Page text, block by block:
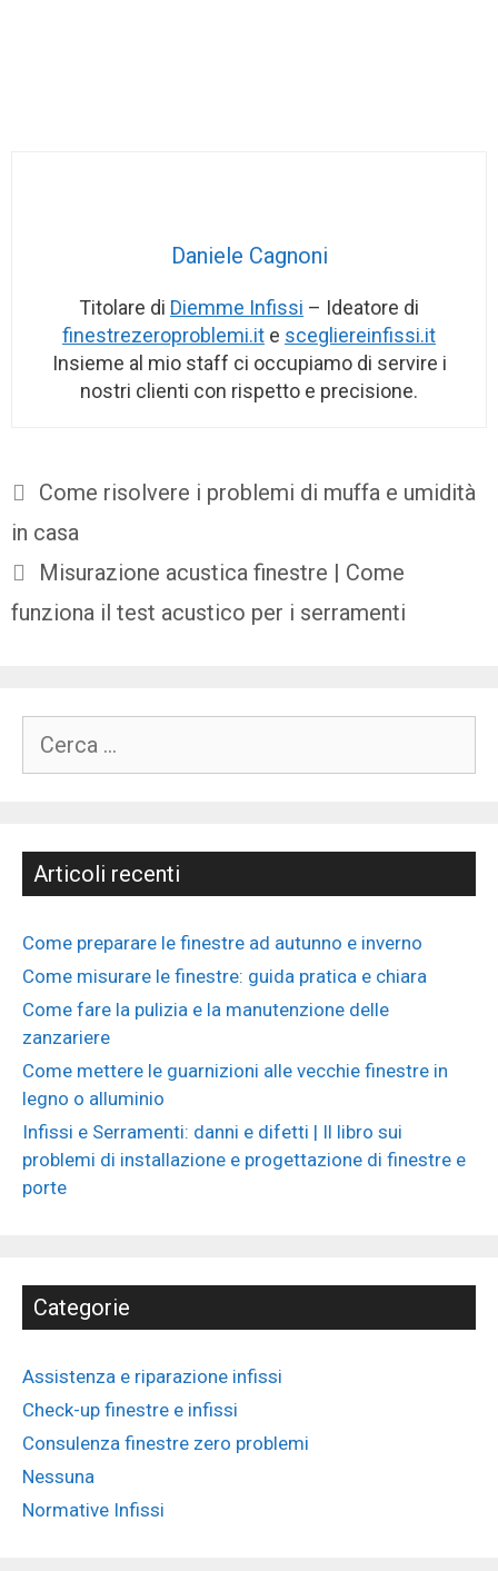
Daniele Cagnoni
Titolare di Diemme Infissi – Ideatore di
finestrezeroproblemi.it e scegliereinfissi.it
Insieme al mio staff ci occupiamo di servire i
nostri clienti con rispetto e precisione.
Come risolvere i problemi di muffa e umidità
in casa
Misurazione acustica finestre | Come
funziona il test acustico per i serramenti
Articoli recenti
Come preparare le finestre ad autunno e inverno
Come misurare le finestre: guida pratica e chiara
Come fare la pulizia e la manutenzione delle
zanzariere
Come mettere le guarnizioni alle vecchie finestre in
legno o alluminio
Infissi e Serramenti: danni e difetti | Il libro sui
problemi di installazione e progettazione di finestre e
porte
Categorie
Assistenza e riparazione infissi
Check-up finestre e infissi
Consulenza finestre zero problemi
Nessuna
Normative Infissi